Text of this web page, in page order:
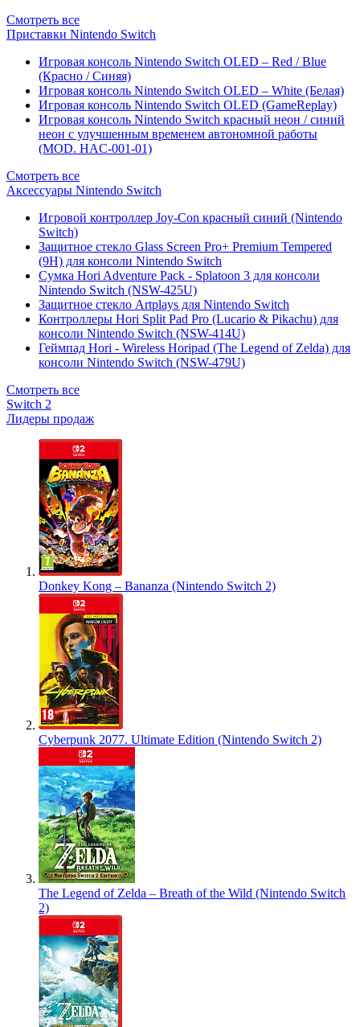
Смотреть все
Приставки Nintendo Switch
Игровая консоль Nintendo Switch OLED – Red / Blue
(Красно / Синяя)
Игровая консоль Nintendo Switch OLED – White (Белая)
Игровая консоль Nintendo Switch OLED (GameReplay)
Игровая консоль Nintendo Switch красный неон / синий
неон с улучшенным временем автономной работы
(MOD. HAC-001-01)
Смотреть все
Аксессуары Nintendo Switch
Игровой контроллер Joy-Con красный синий (Nintendo
Switch)
Защитное стекло Glass Screen Pro+ Premium Tempered
(9H) для консоли Nintendo Switch
Сумка Hori Adventure Pack - Splatoon 3 для консоли
Nintendo Switch (NSW-425U)
Защитное стекло Artplays для Nintendo Switch
Контроллеры Hori Split Pad Pro (Lucario & Pikachu) для
консоли Nintendo Switch (NSW-414U)
Геймпад Hori - Wireless Horipad (The Legend of Zelda) для
консоли Nintendo Switch (NSW-479U)
Смотреть все
Switch 2
Лидеры продаж
Donkey Kong – Bananza (Nintendo Switch 2)
Cyberpunk 2077. Ultimate Edition (Nintendo Switch 2)
The Legend of Zelda – Breath of the Wild (Nintendo Switch
2)